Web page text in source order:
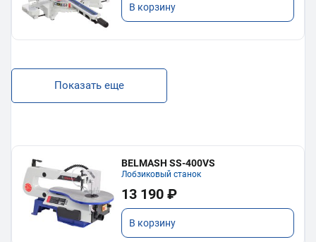
В корзину
Показать еще
BELMASH SS-400VS
Лобзиковый станок
13 190 ₽
В корзину